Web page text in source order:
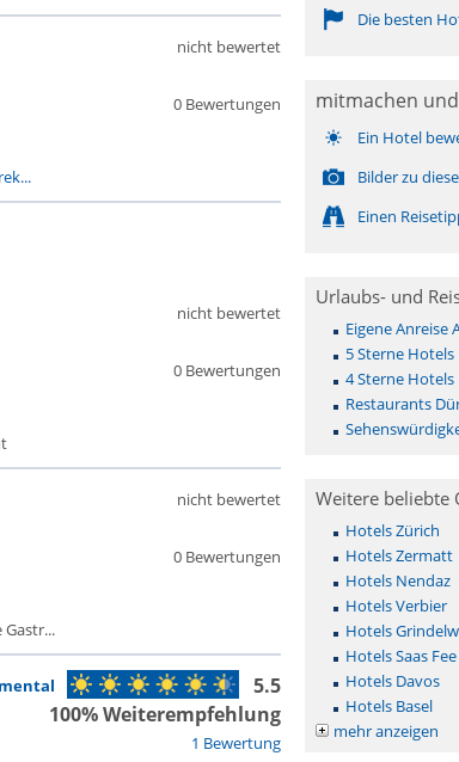
0 Bewertungen
nicht bewertet
0 Bewertungen
nicht bewertet
0 Bewertungen
nicht bewertet
Gastr...
1 Bewertung
5.5
100% Weiterempfehlung
Die besten
mitmachen
Ein Hotel
Bilder zu
Einen
Urlaubs- und
Eigene
5 Sterne
4 Sterne
Restaurants
Weitere beliebte
Hotels Zürich
Hotels Zermatt
Hotels Nendaz
Hotels Verbier
Hotels
Hotels Saas Fee
Hotels Davos
Hotels Basel
mehr anzeigen